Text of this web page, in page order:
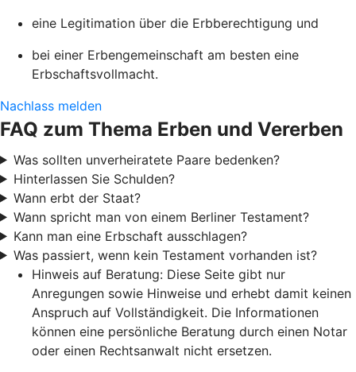
eine Legitimation über die Erbberechtigung und
bei einer Erbengemeinschaft am besten eine
Erbschaftsvollmacht.
Nachlass melden
FAQ zum Thema Erben und Vererben
Was sollten unverheiratete Paare bedenken?
Hinterlassen Sie Schulden?
Wann erbt der Staat?
Wann spricht man von einem Berliner Testament?
Kann man eine Erbschaft ausschlagen?
Was passiert, wenn kein Testament vorhanden ist?
Hinweis auf Beratung: Diese Seite gibt nur
Anregungen sowie Hinweise und erhebt damit keinen
Anspruch auf Vollständigkeit. Die Informationen
können eine persönliche Beratung durch einen Notar
oder einen Rechtsanwalt nicht ersetzen.